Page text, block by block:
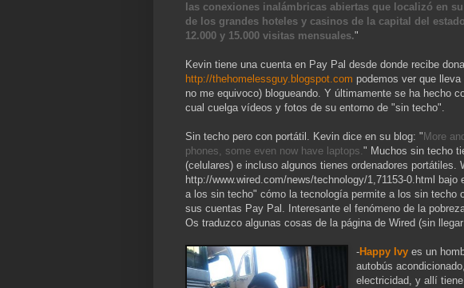
las conexiones inalámbricas abiertas que localizó en
de los grandes hoteles y casinos de la capital del
12.000 y 15.000 visitas mensuales."
Kevin tiene una cuenta en Pay Pal desde donde recibe
http://thehomelessguy.blogspot.com podemos ver que
no me equivoco) blogueando. Y últimamente se ha hecho
cual cuelga vídeos y fotos de su entorno de "sin techo".
Sin techo pero con portátil. Kevin dice en su blog: " More
phones, some even now have laptops." Muchos sin techo
(celulares) e incluso algunos tienes ordenadores portátiles.
http://www.wired.com/news/technology/1,71153-0.html
a los sin techo" cómo la tecnología permite a los sin techo
sus cuentas Pay Pal. Interesante el fenómeno de la
Os traduzco algunas cosas de la página de Wired (sin
-Happy Ivy es un
autobús
electricidad, y allí